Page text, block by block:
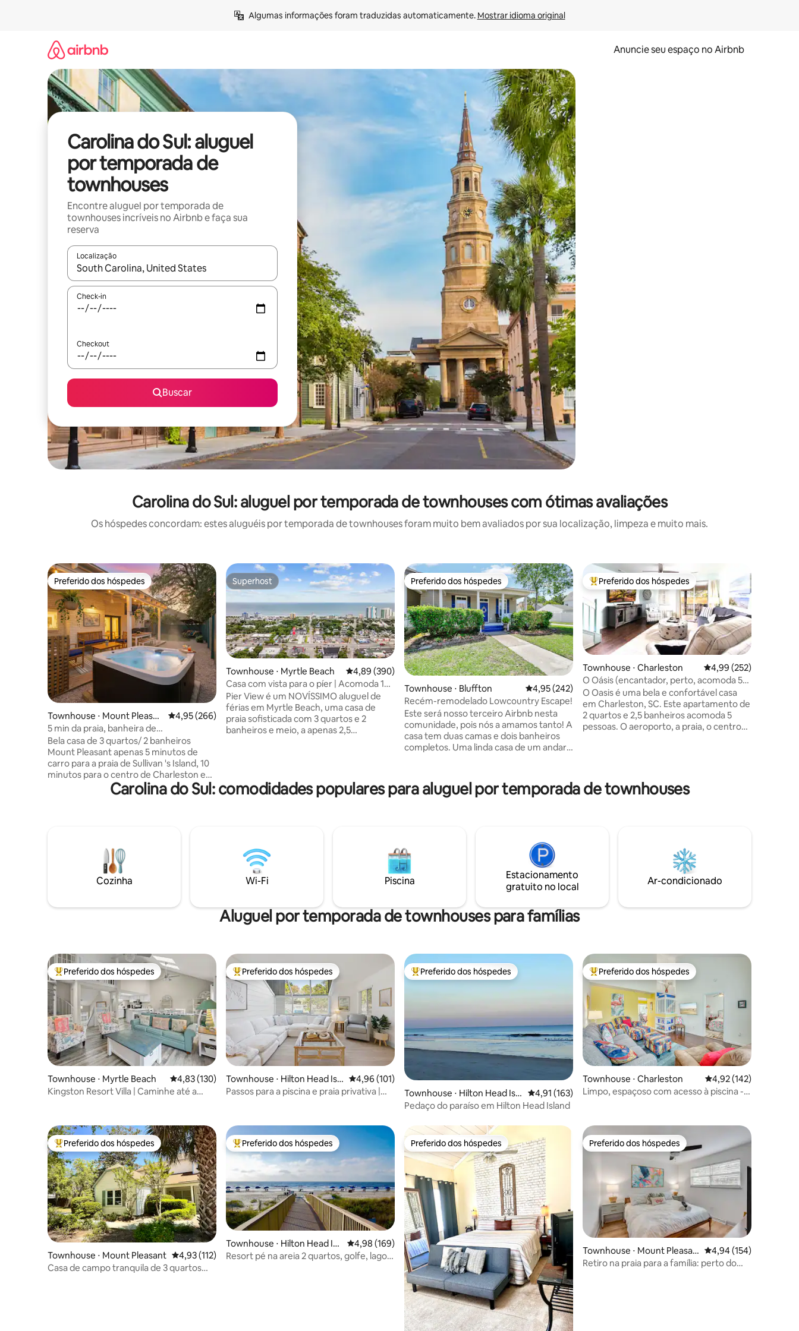
Algumas informações foram traduzidas automaticamente. Mostrar idioma original
Anuncie seu espaço no Airbnb
Carolina do Sul: aluguel
por temporada de
townhouses
Encontre aluguel por temporada de
townhouses incríveis no Airbnb e faça sua
reserva
Localização
Quando os resultados estiverem disponíveis, explore-os usando as seta para cima e para baixo do teclado ou tocando e deslizando o dedo na tela.
Check-in
Checkout
Buscar
Carolina do Sul: aluguel por temporada de townhouses com ótimas avaliações
Os hóspedes concordam: estes aluguéis por temporada de townhouses foram muito bem avaliados por sua localização, limpeza e muito mais.
Preferido dos hóspedes
Preferido dos hóspedes
Townhouse ⋅ Mount Pleasan
t
4,95 de uma avaliação média de 5, 266 avaliações
4,95 (266)
5 min da praia, banheira de
hidromassagem, bicicletas, jogos
Bela casa de 3 quartos/ 2 banheiros
Mount Pleasant apenas 5 minutos de
carro para a praia de Sullivan 's Island, 10
minutos para o centro de Charleston e
Isle of Palms. O relaxante oásis ao ar livre
oferece um chuveiro ao ar livre, uma
amigos ou como um retiro de trabalho!
🚲 6 bicicletas + Shem Creek a apenas 1
milha de distância Imersão em água fria❄️
nórdica e chuveiro ao ar livre Grama 🎯
💧Banheira de hidromassagem
Superhost
Superhost
Townhouse ⋅ Myrtle Beach 4,89 de uma avaliação média de 5, 390 avaliações
4,89 (390)
Casa com vista para o píer | Acomoda 10
pessoas | Aceita animais de estimação
Pier View é um NOVÍSSIMO aluguel de
férias em Myrtle Beach, uma casa de
praia sofisticada com 3 quartos e 2
banheiros e meio, a apenas 2,5
office, TVs inteligentes, Wi-Fi de alta
velocidade, uma cozinha totalmente
calçadão e o SkyWheel. Gerenciado
profissionalmente pela Royall Stays para
uma estadia de 5 estrelas.
Preferido dos hóspedes
Preferido dos hóspedes
Townhouse ⋅ Bluffton 4,95 de uma avaliação média de 5, 242 avaliações
4,95 (242)
Recém-remodelado Lowcountry Escape!
Este será nosso terceiro Airbnb nesta
comunidade, pois nós a amamos tanto! A
casa tem duas camas e dois banheiros
completos. Uma linda casa de um andar
largura de cadeira de rodas em todo o
lugar. Convenientemente localizado a
incríveis, lojas divertidas e comida
incrível! Temos status de Superhost e
nos esforçamos para garantir que sua
estadia seja confortável e agradável!
Entre os melhores preferidos dos hóspedes
Preferido dos hóspedes
Townhouse ⋅ Charleston 4,99 de uma avaliação
4,99 (252)
O Oásis (encantador, perto, acomoda 5
pessoas)
O Oasis é uma bela e confortável casa
em Charleston, SC. Este apartamento de
2 quartos e 2,5 banheiros acomoda 5
pessoas. O aeroporto, a praia, o centro
restaurantes, passeios, lojas, praias, golfe
e entretenimento de Charleston, relaxe
totalmente equipada. Há acesso à piscina
em clima mais quente.
Carolina do Sul: comodidades populares para aluguel por temporada de townhouses
Cozinha Wi-Fi Piscina
Estacionamento
gratuito no local
Ar-condicionado
Aluguel por temporada de townhouses para famílias
Entre os melhores preferidos dos hóspedes
Preferido dos hóspedes
Townhouse ⋅ Myrtle Beach 4,83 de uma avaliação média de 5, 130 avaliações
4,83 (130)
Kingston Resort Villa | Caminhe até a
Entre os melhores preferidos dos hóspedes
Preferido dos hóspedes
Townhouse ⋅ Hilton Head Isla
nd
4,96 de uma avaliação média de 5, 101 avaliações
4,96 (101)
Passos para a piscina e praia privativa |
Entre os melhores preferidos dos hóspedes
Preferido dos hóspedes
Townhouse ⋅ Hilton Head Isla
nd
4,91 de uma avaliação média de 5, 163 avaliações
4,91 (163)
Pedaço do paraíso em Hilton Head Island
Entre os melhores preferidos dos hóspedes
Preferido dos hóspedes
Townhouse ⋅ Charleston 4,92 de uma avaliação
4,92 (142)
Limpo, espaçoso com acesso à piscina -
Entre os melhores preferidos dos hóspedes
Preferido dos hóspedes
Townhouse ⋅ Mount Pleasant 4,93 de uma avaliação média de 5, 112 avaliações
4,93 (112)
Casa de campo tranquila de 3 quartos
Entre os melhores preferidos dos hóspedes
Preferido dos hóspedes
Townhouse ⋅ Hilton Head Isl
and
4,98 de uma avaliação média de 5, 169 avaliações
4,98 (169)
Resort pé na areia 2 quartos, golfe, lagoa,
Preferido dos hóspedes
Preferido dos hóspedes Preferido dos hóspedes
Preferido dos hóspedes
Townhouse ⋅ Mount Pleasan
t
4,94 de uma avaliação
4,94 (154)
Retiro na praia para a família: perto do